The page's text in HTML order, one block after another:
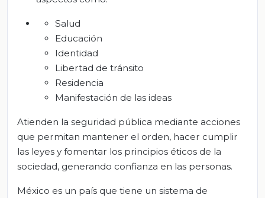
Salud
Educación
Identidad
Libertad de tránsito
Residencia
Manifestación de las ideas
Atienden la seguridad pública mediante acciones
que permitan mantener el orden, hacer cumplir
las leyes y fomentar los principios éticos de la
sociedad, generando confianza en las personas.
México es un país que tiene un sistema de